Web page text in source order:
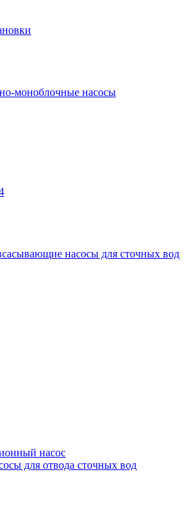
моноблочные насосы
насосы для сточных вод
насос
для отвода сточных вод